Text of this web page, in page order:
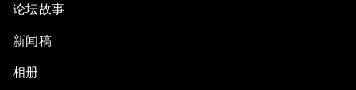
论坛故事
新闻稿
相册